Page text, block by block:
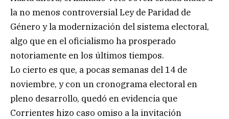
la no menos controversial Ley de Paridad de
Género y la modernización del sistema electoral,
algo que en el oficialismo ha prosperado
notoriamente en los últimos tiempos.
Lo cierto es que, a pocas semanas del 14 de
noviembre, y con un cronograma electoral en
pleno desarrollo, quedó en evidencia que
Corrientes hizo caso omiso a la invitación